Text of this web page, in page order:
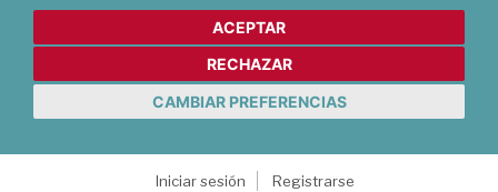
ACEPTAR
RECHAZAR
CAMBIAR PREFERENCIAS
Iniciar sesión
Registrarse